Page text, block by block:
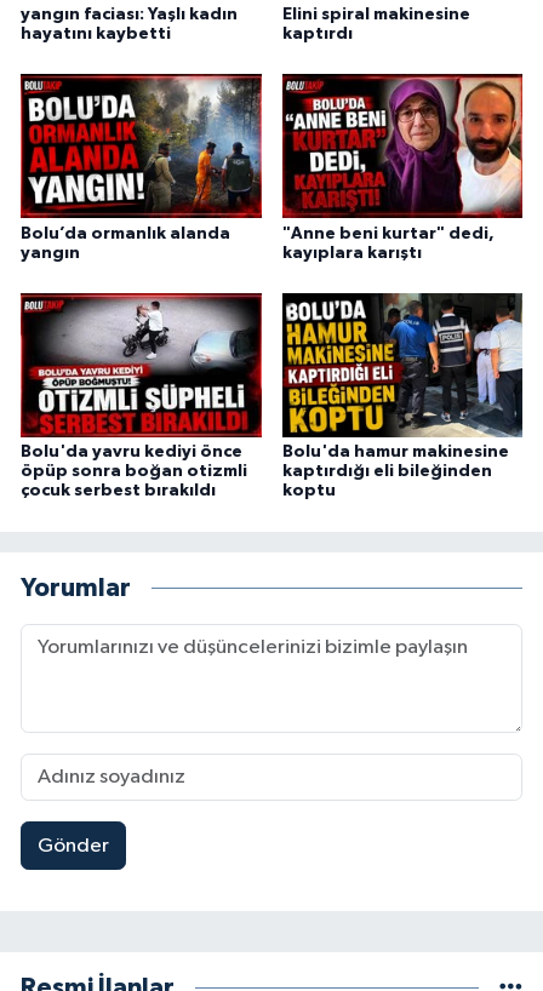
yangın faciası: Yaşlı kadın
hayatını kaybetti
Elini spiral makinesine
kaptırdı
Bolu’da ormanlık alanda
yangın
"Anne beni kurtar" dedi,
kayıplara karıştı
Bolu'da yavru kediyi önce
öpüp sonra boğan otizmli
çocuk serbest bırakıldı
Bolu'da hamur makinesine
kaptırdığı eli bileğinden
koptu
Yorumlar
Gönder